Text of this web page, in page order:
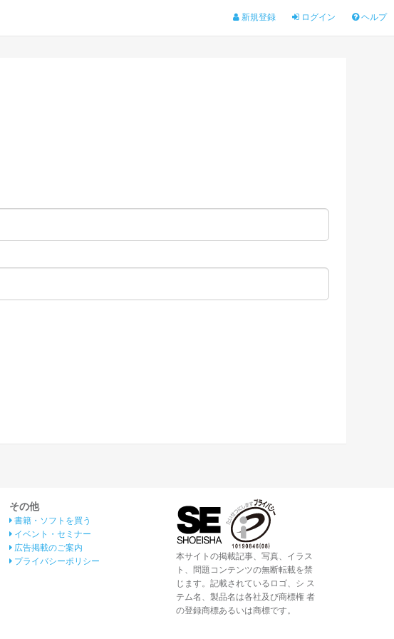
新規登録 ログイン ヘルプ
その他
書籍・ソフトを買う
イベント・セミナー
広告掲載のご案内
プライバシーポリシー
本サイトの掲載記事、写真、イラス
ト、問題コンテンツの無断転載を禁
じます。記載されているロゴ、シ ス
テム名、製品名は各社及び商標権 者
の登録商標あるいは商標です。